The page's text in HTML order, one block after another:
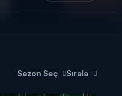
Sezon Seç Sırala